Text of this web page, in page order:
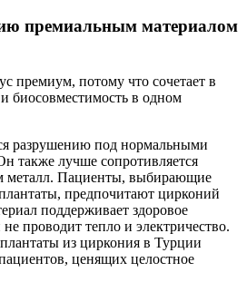
премиальным материалом
премиум, потому что сочетает в
биосовместимость в одном
разрушению под нормальными
также лучше сопротивляется
металл. Пациенты, выбирающие
предпочитают цирконий
поддерживает здоровое
проводит тепло и электричество.
из циркония в Турции
ценящих целостное